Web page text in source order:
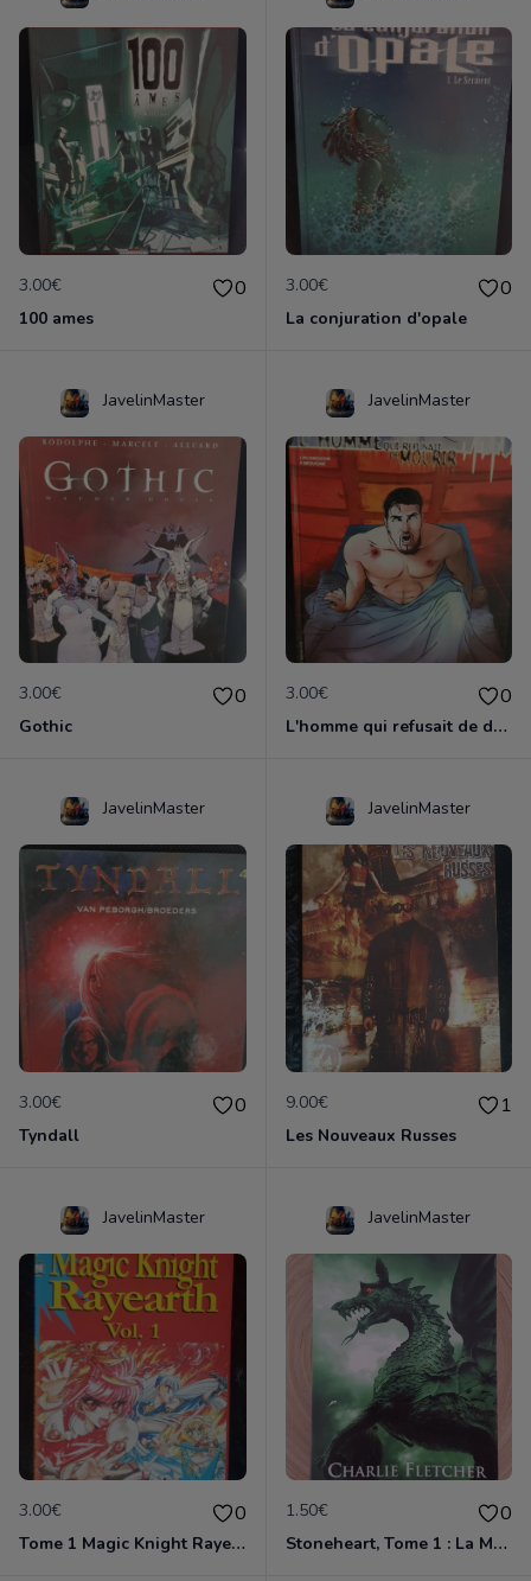
3.00€ 0
100 ames
3.00€ 0
La conjuration d'opale
JavelinMaster
3.00€ 0
Gothic
JavelinMaster
3.00€ 0
L'homme qui refusait de dormir
JavelinMaster
3.00€ 0
Tyndall
JavelinMaster
9.00€ 1
Les Nouveaux Russes
JavelinMaster
3.00€ 0
Tome 1 Magic Knight Rayearth
JavelinMaster
1.50€ 0
Stoneheart, Tome 1 : La Malédiction de pierre